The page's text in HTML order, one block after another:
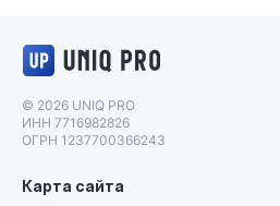
© 2026 UNIQ PRO
ИНН 7716982826
ОГРН 1237700366243
Карта сайта